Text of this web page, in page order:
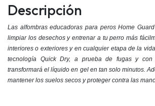
Descripción
Las alfombras educadoras para peros Home
limpiar los desechos y entrenar a tu perro más
interiores o exteriores y en cualquier etapa de la
tecnología Quick Dry, a prueba de fugas y con
transformará el líquido en gel en tan solo minutos.
mantener los suelos secos y proteger contra las